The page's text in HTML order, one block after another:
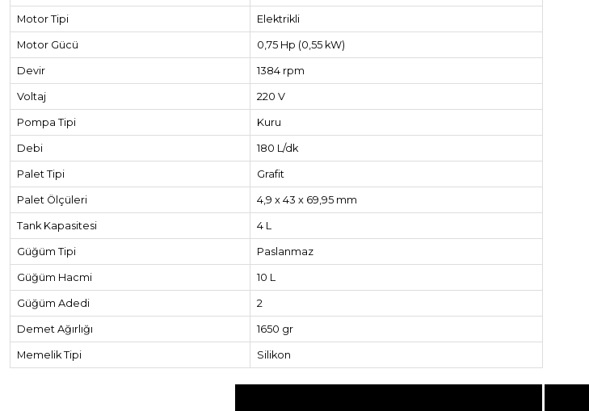
Motor Tipi Elektrikli
Motor Gücü 0,75 Hp (0,55 kW)
Devir 1384 rpm
Voltaj 220 V
Pompa Tipi Kuru
Debi 180 L/dk
Palet Tipi Grafit
Palet Ölçüleri 4,9 x 43 x 69,95 mm
Tank Kapasitesi 4 L
Güğüm Tipi Paslanmaz
Güğüm Hacmi 10 L
Güğüm Adedi 2
Demet Ağırlığı 1650 gr
Memelik Tipi Silikon